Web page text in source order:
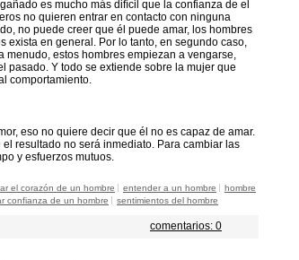
es mucho más difícil que la confianza de el
no quieren entrar en contacto con ninguna
no puede creer que él puede amar, los hombres
exista en general. Por lo tanto, en segundo caso,
menudo, estos hombres empiezan a vengarse,
pasado. Y todo se extiende sobre la mujer que
comportamiento.
eso no quiere decir que él no es capaz de amar.
resultado no será inmediato. Para cambiar las
y esfuerzos mutuos.
el corazón de un hombre entender a un hombre
hombre
confianza de un hombre sentimientos del hombre
comentarios: 0